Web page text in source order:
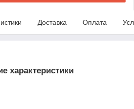
Доставка Оплата
характеристики